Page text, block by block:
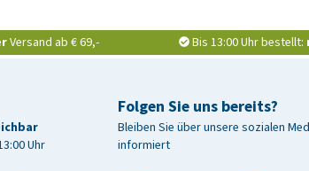
Versand ab € 69,- Bis 13:00 Uhr bestellt:
Uhr
Folgen Sie uns bereits?
Bleiben Sie über unsere sozialen
informiert